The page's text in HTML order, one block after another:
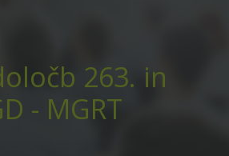
263. in
- MGRT